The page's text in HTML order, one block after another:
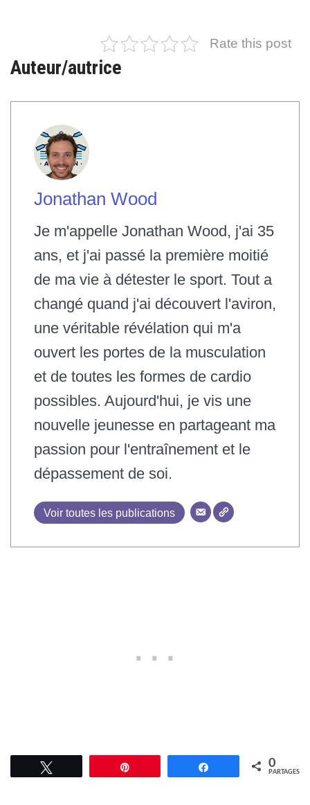
Rate this post
Auteur/autrice
Jonathan Wood
Je m'appelle Jonathan Wood, j'ai 35
ans, et j'ai passé la première moitié
de ma vie à détester le sport. Tout a
changé quand j'ai découvert l'aviron,
une véritable révélation qui m'a
ouvert les portes de la musculation
et de toutes les formes de cardio
possibles. Aujourd'hui, je vis une
nouvelle jeunesse en partageant ma
passion pour l'entraînement et le
dépassement de soi.
Voir toutes les publications
Partagez 0
PARTAGES